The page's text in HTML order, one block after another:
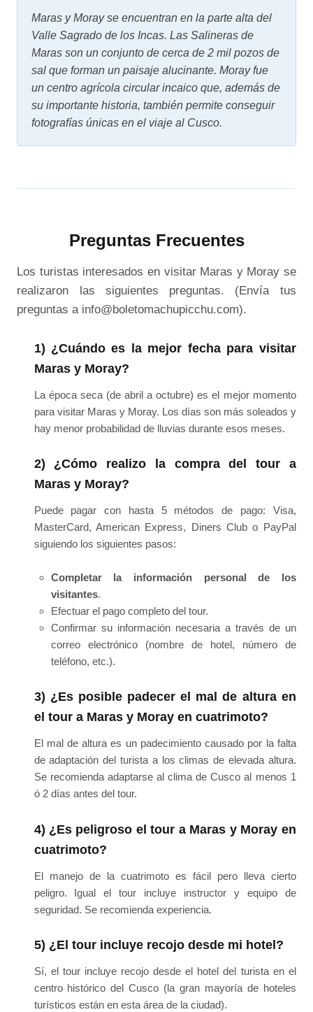
Maras y Moray se encuentran en la parte alta del
Valle Sagrado de los Incas. Las Salineras de
Maras son un conjunto de cerca de 2 mil pozos de
sal que forman un paisaje alucinante. Moray fue
un centro agrícola circular incaico que, además de
su importante historia, también permite conseguir
fotografías únicas en el viaje al Cusco.
Preguntas Frecuentes
Los turistas interesados en visitar Maras y Moray se
realizaron las siguientes preguntas. (Envía tus
preguntas a info@boletomachupicchu.com).
1) ¿Cuándo es la mejor fecha para visitar
Maras y Moray?
La época seca (de abril a octubre) es el mejor momento
para visitar Maras y Moray. Los días son más soleados y
hay menor probabilidad de lluvias durante esos meses.
2) ¿Cómo realizo la compra del tour a
Maras y Moray?
Puede pagar con hasta 5 métodos de pago: Visa,
MasterCard, American Express, Diners Club o PayPal
siguiendo los siguientes pasos:
Completar la información personal de los
visitantes.
Efectuar el pago completo del tour.
Confirmar su información necesaria a través de un
correo electrónico (nombre de hotel, número de
teléfono, etc.).
3) ¿Es posible padecer el mal de altura en
el tour a Maras y Moray en cuatrimoto?
El mal de altura es un padecimiento causado por la falta
de adaptación del turista a los climas de elevada altura.
Se recomienda adaptarse al clima de Cusco al menos 1
ó 2 días antes del tour.
4) ¿Es peligroso el tour a Maras y Moray en
cuatrimoto?
El manejo de la cuatrimoto es fácil pero lleva cierto
peligro. Igual el tour incluye instructor y equipo de
seguridad. Se recomienda experiencia.
5) ¿El tour incluye recojo desde mi hotel?
Sí, el tour incluye recojo desde el hotel del turista en el
centro histórico del Cusco (la gran mayoría de hoteles
turísticos están en esta área de la ciudad).